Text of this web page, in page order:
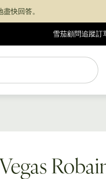
快回答。
雪茄顧問追蹤訂
Vegas